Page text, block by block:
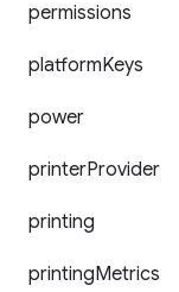
permissions
platformKeys
power
printerProvider
printing
printingMetrics